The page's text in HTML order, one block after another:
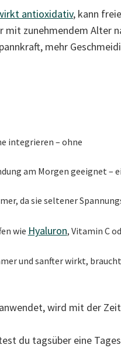
antioxidativ, kann
mit zunehmendem Alter
mehr
integrieren – ohne
am Morgen geeignet –
da sie seltener
wie Hyaluron, Vitamin C
und sanfter wirkt, braucht
wird mit der
du tagsüber eine